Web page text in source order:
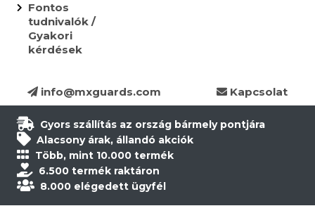
Fontos
tudnivalók /
Gyakori
kérdések
info@mxguards.com Kapcsolat
Gyors szállítás az ország bármely pontjára
Alacsony árak, állandó akciók
Több, mint 10.000 termék
6.500 termék raktáron
8.000 elégedett ügyfél